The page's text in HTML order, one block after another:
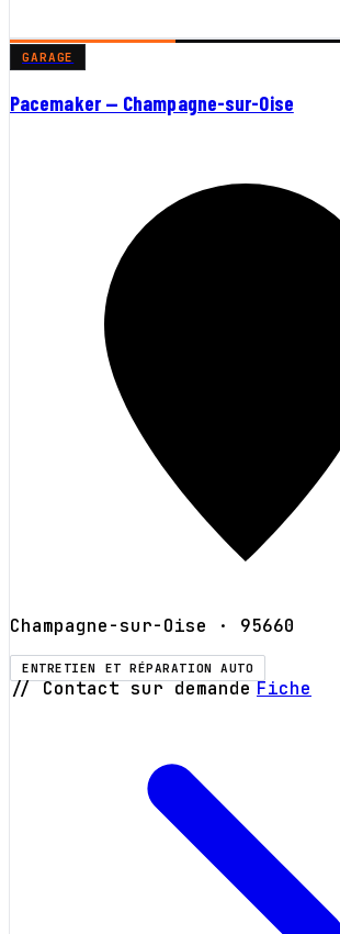
GARAGE
Pacemaker — Champagne-sur-Oise
Champagne-sur-Oise · 95660
ENTRETIEN ET RÉPARATION AUTO
// Contact sur demande Fiche